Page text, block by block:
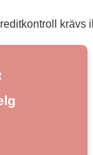
krävs